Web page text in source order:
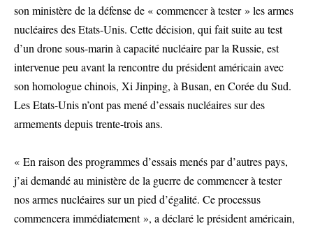
son ministère de la défense de « commencer à tester » les armes
nucléaires des Etats-Unis. Cette décision, qui fait suite au test
d’un drone sous-marin à capacité nucléaire par la Russie, est
intervenue peu avant la rencontre du président américain avec
son homologue chinois, Xi Jinping, à Busan, en Corée du Sud.
Les Etats-Unis n’ont pas mené d’essais nucléaires sur des
armements depuis trente-trois ans.
« En raison des programmes d’essais menés par d’autres pays,
j’ai demandé au ministère de la guerre de commencer à tester
nos armes nucléaires sur un pied d’égalité. Ce processus
commencera immédiatement », a déclaré le président américain,